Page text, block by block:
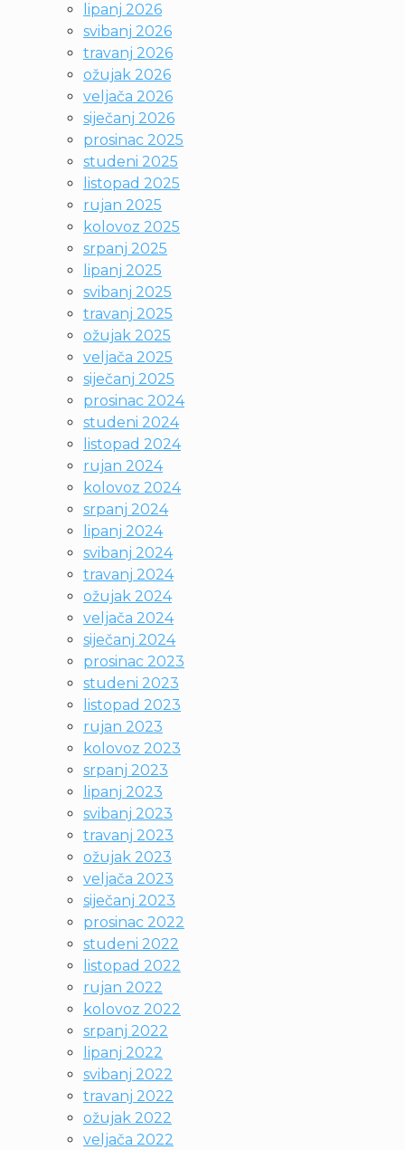
lipanj 2026
svibanj 2026
travanj 2026
ožujak 2026
veljača 2026
siječanj 2026
prosinac 2025
studeni 2025
listopad 2025
rujan 2025
kolovoz 2025
srpanj 2025
lipanj 2025
svibanj 2025
travanj 2025
ožujak 2025
veljača 2025
siječanj 2025
prosinac 2024
studeni 2024
listopad 2024
rujan 2024
kolovoz 2024
srpanj 2024
lipanj 2024
svibanj 2024
travanj 2024
ožujak 2024
veljača 2024
siječanj 2024
prosinac 2023
studeni 2023
listopad 2023
rujan 2023
kolovoz 2023
srpanj 2023
lipanj 2023
svibanj 2023
travanj 2023
ožujak 2023
veljača 2023
siječanj 2023
prosinac 2022
studeni 2022
listopad 2022
rujan 2022
kolovoz 2022
srpanj 2022
lipanj 2022
svibanj 2022
travanj 2022
ožujak 2022
veljača 2022